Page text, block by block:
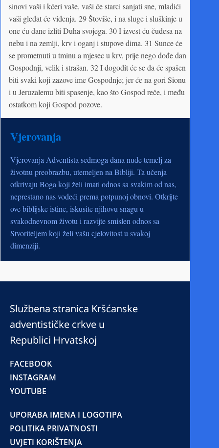
sinovi vaši i kćeri vaše, vaši će starci sanjati sne, mladići
vaši gledat će viđenja. 29 Štoviše, i na sluge i sluškinje u
one ću dane izliti Duha svojega. 30 I izvest ću čudesa na
nebu i na zemlji, krv i oganj i stupove dima. 31 Sunce će
se prometnuti u tminu a mjesec u krv, prije nego dođe dan
Gospodnji, velik i strašan. 32 I dogodit će se da će spašen
biti svaki koji zazove ime Gospodnje; jer će na gori Sionu
i u Jeruzalemu biti spasenje, kao što Gospod reče, i među
ostatkom koji Gospod pozove.
Vjerovanja
Vjerovanja Adventista sedmoga dana nude temelj za
životnu preobrazbu, utemeljen na Bibliji. Ta učenja
otkrivaju Boga koji želi imati odnos sa svakim od nas,
neprestano nas vodeći prema potpunoj obnovi. Otkrijte
ove biblijske istine, iskusite njihovu snagu u
svakodnevnom životu i razvijte smislen odnos sa
Stvoriteljem koji želi vašu cjelovitost u svakoj
dimenziji.
Službena stranica Kršćanske
adventističke crkve u
Republici Hrvatskoj
FACEBOOK
INSTAGRAM
YOUTUBE
UPORABA IMENA I LOGOTIPA
POLITIKA PRIVATNOSTI
UVJETI KORIŠTENJA